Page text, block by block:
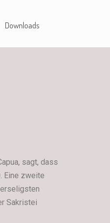
Downloads
sagt, dass
Eine zweite
Sakristei